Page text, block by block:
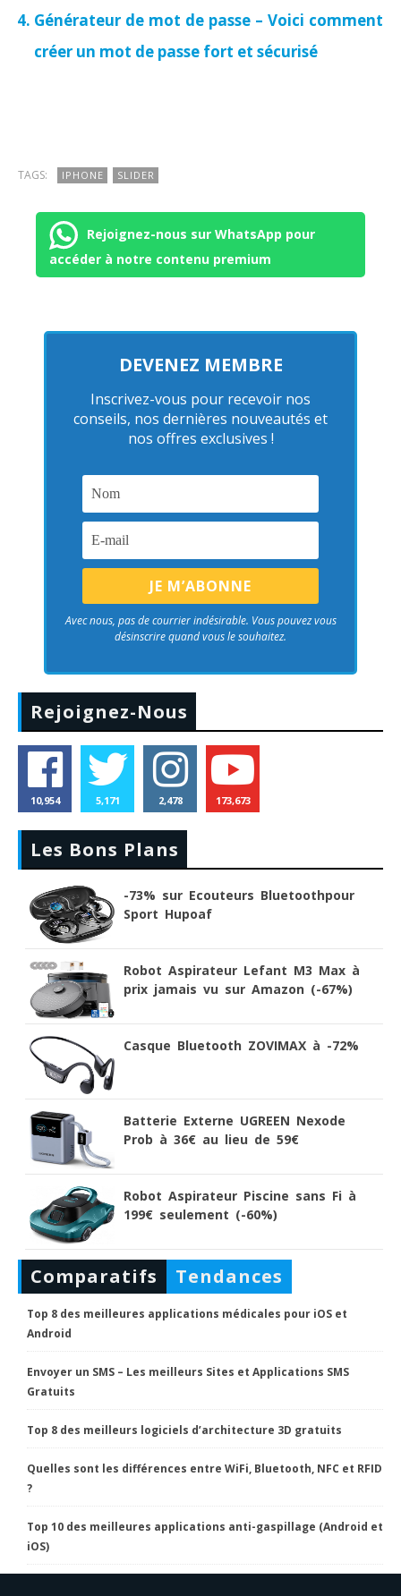
Générateur de mot de passe – Voici comment
créer un mot de passe fort et sécurisé
TAGS: IPHONE SLIDER
Rejoignez-nous sur WhatsApp pour
accéder à notre contenu premium
DEVENEZ MEMBRE
Inscrivez-vous pour recevoir nos
conseils, nos dernières nouveautés et
nos offres exclusives !
Avec nous, pas de courrier indésirable. Vous pouvez vous
désinscrire quand vous le souhaitez.
Rejoignez-Nous
10,954 5,171 2,478 173,673
Les Bons Plans
-73% sur Ecouteurs Bluetoothpour
Sport Hupoaf
Robot Aspirateur Lefant M3 Max à
prix jamais vu sur Amazon (-67%)
Casque Bluetooth ZOVIMAX à -72%
Batterie Externe UGREEN Nexode
Prob à 36€ au lieu de 59€
Robot Aspirateur Piscine sans Fi à
199€ seulement (-60%)
Comparatifs Tendances
Top 8 des meilleures applications médicales pour iOS et
Android
Envoyer un SMS – Les meilleurs Sites et Applications SMS
Gratuits
Top 8 des meilleurs logiciels d’architecture 3D gratuits
Quelles sont les différences entre WiFi, Bluetooth, NFC et RFID
?
Top 10 des meilleures applications anti-gaspillage (Android et
iOS)